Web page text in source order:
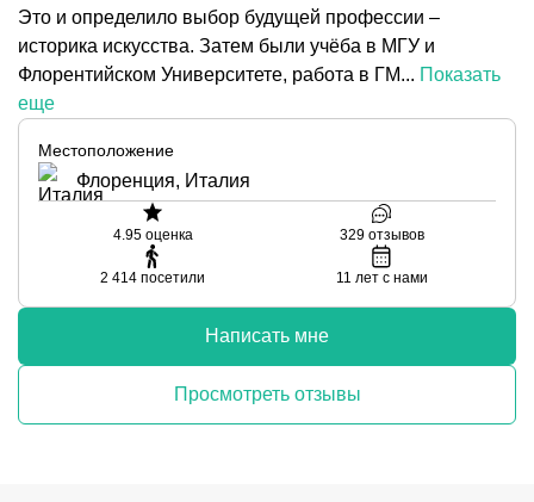
Это и определило выбор будущей профессии –
историка искусства. Затем были учёба в МГУ и
Флорентийском Университете, работа в ГМ... Показать
еще
Местоположение
Флоренция, Италия
4.95оценка 329 отзывов
2 414 посетили 11 лет с нами
Написать мне
Просмотреть отзывы